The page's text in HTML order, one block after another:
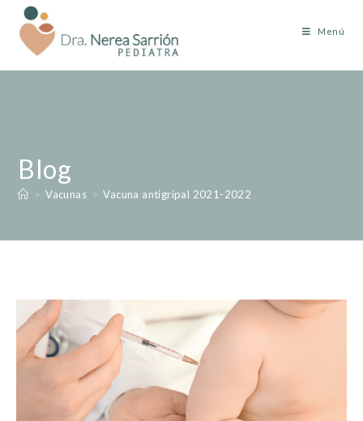
Menú
Blog
> Vacunas > Vacuna antigripal 2021-2022